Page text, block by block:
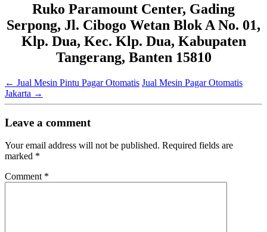
Ruko Paramount Center, Gading
Serpong, Jl. Cibogo Wetan Blok A No. 01,
Klp. Dua, Kec. Klp. Dua, Kabupaten
Tangerang, Banten 15810
← Jual Mesin Pintu Pagar Otomatis Jual Mesin Pagar Otomatis
Jakarta →
Leave a comment
Your email address will not be published. Required fields are
marked *
Comment *